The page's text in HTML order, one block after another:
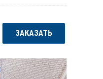
ЗАКАЗАТЬ